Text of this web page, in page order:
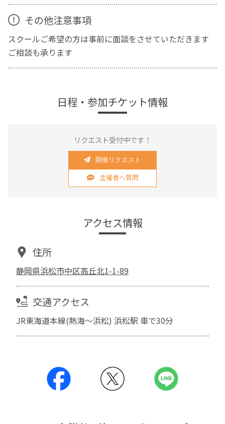
その他注意事項
スクールご希望の方は事前に面談をさせていただきます
ご相談も承ります
日程・参加チケット情報
リクエスト受付中です！
開催リクエスト
主催者へ質問
アクセス情報
住所
静岡県浜松市中区高丘北1-1-89
交通アクセス
JR東海道本線(熱海～浜松) 浜松駅 車で30分